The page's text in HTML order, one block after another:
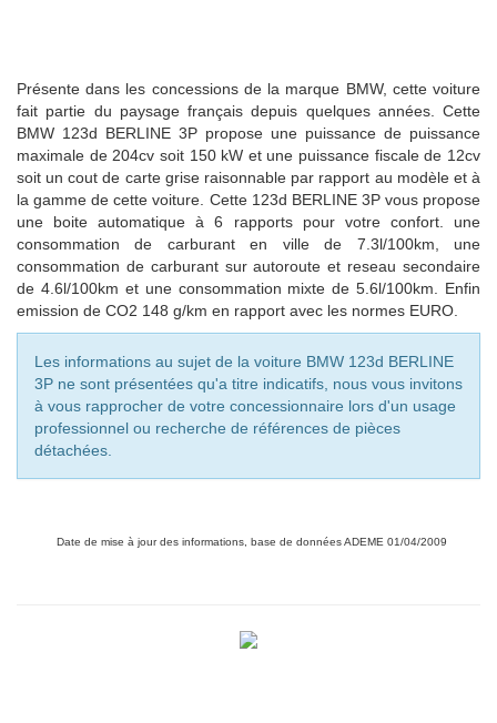
Présente dans les concessions de la marque BMW, cette voiture
fait partie du paysage français depuis quelques années. Cette
BMW 123d BERLINE 3P propose une puissance de puissance
maximale de 204cv soit 150 kW et une puissance fiscale de 12cv
soit un cout de carte grise raisonnable par rapport au modèle et à
la gamme de cette voiture. Cette 123d BERLINE 3P vous propose
une boite automatique à6 rapports pour votre confort. une
consommation de carburant en ville de 7.3l/100km, une
consommation de carburant sur autoroute et reseau secondaire
de 4.6l/100km et une consommation mixte de5.6l/100km. Enfin
emission de CO2 148 g/km en rapport avec les normes EURO.
Les informations au sujet de la voiture BMW 123d BERLINE
3P ne sont présentées qu'a titre indicatifs, nous vous invitons
à vous rapprocher de votre concessionnaire lors d'un usage
professionnel ou recherche de références de pièces
détachées.
Date de mise à jour des informations, base de données ADEME 01/04/2009